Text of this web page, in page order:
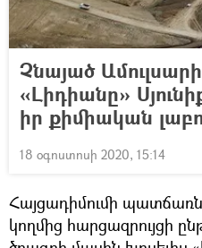
Չնայած Ամուլսարի
«Լիդիանը»
իր քիմիական
18 օգոստոսի 2020, 15:14
Հայցադիմումի
կողմից հարցազրույցի